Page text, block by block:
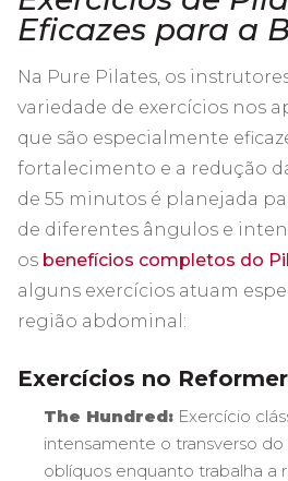
Eficazes para a
Na Pure Pilates, os
variedade de exercícios nos
que são especialmente
fortalecimento e a redução
de 55 minutos é planejada
de diferentes ângulos e
os benefícios completos do
alguns exercícios atuam
região abdominal:
Exercícios no Reformer
The Hundred: Exercício
intensamente o transverso
oblíquos enquanto trabalha a